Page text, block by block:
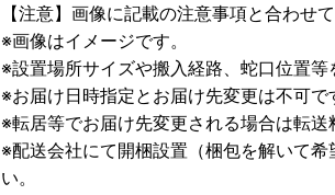
【注意】画像に記載の注意事項と合わせ
※画像はイメージです。
※設置場所サイズや搬入経路、蛇口位置等
※お届け日時指定とお届け先変更は不可で
※転居等でお届け先変更される場合は転送
※配送会社にて開梱設置（梱包を解いて
い。